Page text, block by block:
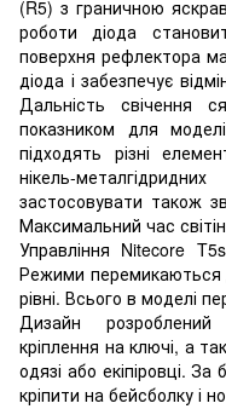
(R5) з граничною
роботи діода
поверхня рефлектора
діода і забезпечує
Дальність свічення
показником для
підходять різні
нікель-
застосовувати також
Максимальний час
Управління Nitecore
Режими перемикаються
рівні. Всього в моделі
Дизайн
кріплення на ключі, а
одязі або екіпіровці.
кріпити на бейсболку і